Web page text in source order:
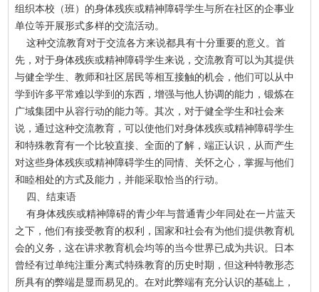
组织本校（班）的身体残疾或精神障碍学生与所在社区的企事业
单位等开展形式多样的交流活动。
这种交流教育对于交流各方来说都具有十分重要的意义。首
先，对于身体残疾或精神障碍学生来说，交流教育可以为其提供
与健全学生、教师和社区居民等相互接触的机会，他们可以从中
学到许多平常难以学到的东西，增强与他人协调的能力，锻炼在
广域集团中从容行动的能力等。其次，对于健全学生和社会来
说，通过这种交流教育，可以使他们对身体残疾或精神障碍学生
和特殊教育有一个比较直接、全面的了解，端正认识，从而产生
对这些身体残疾或精神障碍学生的同情、关怀之心，掌握与他们
和睦相处的方式及能力，并能采取恰当的行动。
四、结束语
有身体残疾或精神障碍的青少年与普通青少年同处在一片蓝天
之下，他们有接受教育的权利，国家和社会有为他们提供教育机
会的义务，这在讲求教育机会均等的当今世界已成为共识。日本
曾经有过单纯注重分离式特殊教育的历史时期，但这种特教形态
所具有的弊端是显而易见的。在对此弊端有充分认识的基础上，